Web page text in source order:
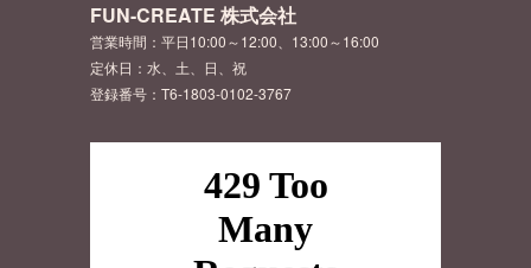
FUN-CREATE 株式会社
営業時間：平日10:00～12:00、13:00～16:00
定休日：水、土、日、祝
登録番号：T6-1803-0102-3767